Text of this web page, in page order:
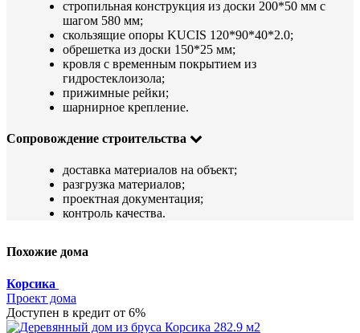
стропильная конструкция из доски 200*50 мм с
шагом 580 мм;
скользящие опоры KUCIS 120*90*40*2.0;
обрешетка из доски 150*25 мм;
кровля с временным покрытием из
гидростеклоизола;
прижимные рейки;
шарнирное крепление.
Сопровождение строительства
доставка материалов на объект;
разгрузка материалов;
проектная документация;
контроль качества.
Похожие дома
Корсика
Проект дома
Доступен в кредит от 6%